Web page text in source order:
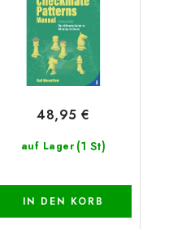
auf Lager (1 St)
48,95 €
IN DEN KORB